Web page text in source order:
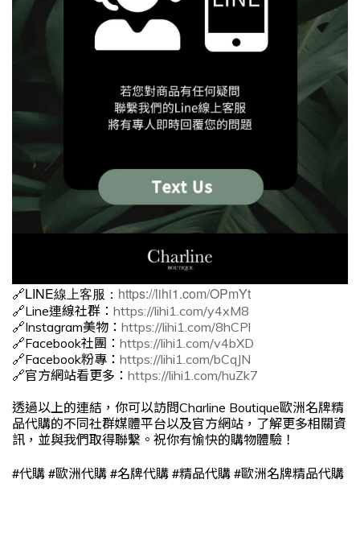
🔗LINE線上客服： https://lihi1.com/OPmYt
🔗Line連線社群： https://lihi1.com/y4xM8
🔗Instagram美物： https://lihi1.com/8hCPl
🔗Facebook社團： https://lihi1.com/v4bXD
🔗Facebook粉專： https://lihi1.com/bCqJN
🔗官方網站看更多： https://lihi1.com/huZk7
透過以上的連結，你可以訪問Charline Boutique歐洲名牌精
品代購的不同社群媒體平台以及官方網站，了解更多相關資
訊，並與我們取得聯繫。祝你有愉快的購物體驗！
#代購 #歐洲代購 #名牌代購 #精品代購 #歐洲名牌精品代購